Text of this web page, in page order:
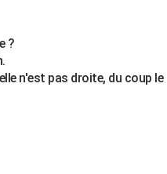
?
n'est pas droite, du coup le